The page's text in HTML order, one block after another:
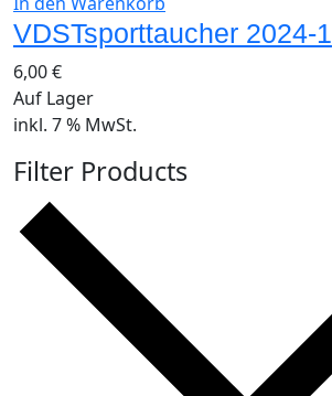
VDSTsporttaucher 2024-1
6,00€
Auf Lager
inkl. 7 % MwSt.
Filter Products